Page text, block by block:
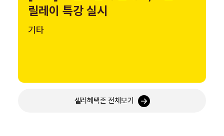
릴레이 특강 실시
기타
셀러혜택존 전체보기